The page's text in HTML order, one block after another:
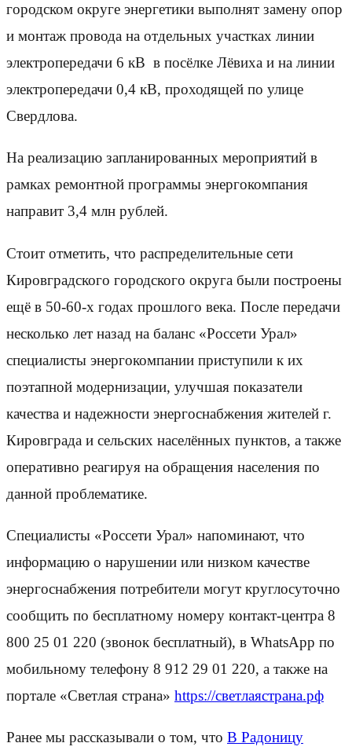
городском округе энергетики выполнят замену опор
и монтаж провода на отдельных участках линии
электропередачи 6 кВ в посёлке Лёвиха и на линии
электропередачи 0,4 кВ, проходящей по улице
Свердлова.
На реализацию запланированных мероприятий в
рамках ремонтной программы энергокомпания
направит 3,4 млн рублей.
Стоит отметить, что распределительные сети
Кировградского городского округа были построены
ещё в 50-60-х годах прошлого века. После передачи
несколько лет назад на баланс «Россети Урал»
специалисты энергокомпании приступили к их
поэтапной модернизации, улучшая показатели
качества и надежности энергоснабжения жителей г.
Кировграда и сельских населённых пунктов, а также
оперативно реагируя на обращения населения по
данной проблематике.
Специалисты «Россети Урал» напоминают, что
информацию о нарушении или низком качестве
энергоснабжения потребители могут круглосуточно
сообщить по бесплатному номеру контакт-центра 8
800 25 01 220 (звонок бесплатный), в WhatsApp по
мобильному телефону 8 912 29 01 220, а также на
портале «Светлая страна» https://светлаястрана.рф
Ранее мы рассказывали о том, что В Радоницу